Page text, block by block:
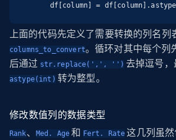
df[column] =
上面的代码先定义了需要转换的列名列
columns_to_convert。循环对其中每个列
后通过 str.replace(',', '') 去掉逗号，
astype(int) 转为整型。
修改数值列的数据类型
Rank、 Med. Age 和 Fert. Rate 这几列虽